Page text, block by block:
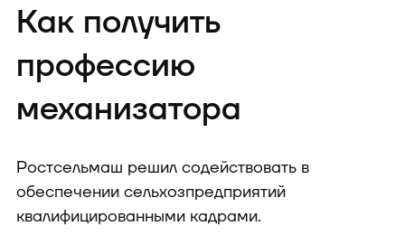
Как получить
профессию
механизатора
Ростсельмаш решил содействовать в
обеспечении сельхозпредприятий
квалифицированными кадрами.